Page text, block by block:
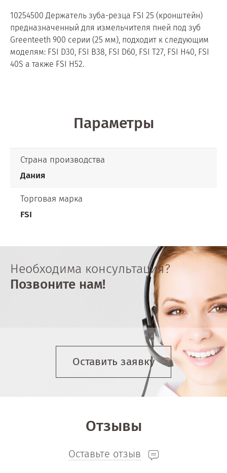
10254500 Держатель зуба-резца FSI 25 (кронштейн)
предназначенный для измельчителя пней под зуб
Greenteeth 900 серии (25 мм), подходит к следующим
моделям: FSI D30, FSI B38, FSI D60, FSI T27, FSI H40, FSI
40S а также FSI H52.
Параметры
Страна производства
Дания
Торговая марка
FSI
Необходима консультация?
Позвоните нам!
Оставить заявку
Отзывы
Оставьте отзыв